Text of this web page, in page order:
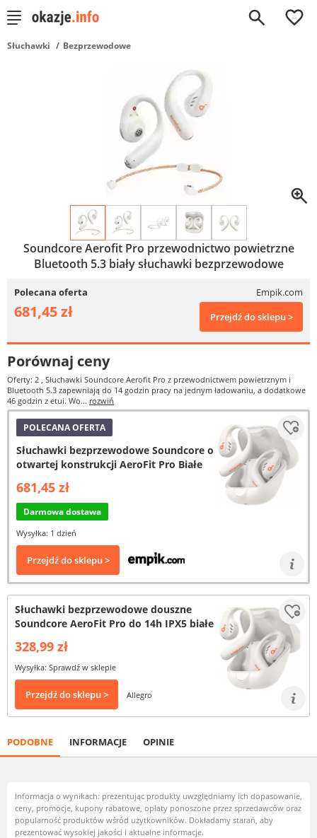
0
Słuchawki Bezprzewodowe
Soundcore Aerofit Pro przewodnictwo powietrzne
Bluetooth 5.3 biały słuchawki bezprzewodowe
Polecana oferta Empik.com
681,45 zł Przejdź do sklepu >
Porównaj ceny
Oferty: 2 , Słuchawki Soundcore Aerofit Pro z przewodnictwem powietrznym i
Bluetooth 5.3 zapewniają do 14 godzin pracy na jednym ładowaniu, a dodatkowe
46 godzin z etui. Wo... rozwiń
POLECANA OFERTA
Słuchawki bezprzewodowe Soundcore o
otwartej konstrukcji AeroFit Pro Białe
681,45 zł
Darmowa dostawa
Wysyłka: 1 dzień
Przejdź do sklepu >
Słuchawki bezprzewodowe douszne
Soundcore AeroFit Pro do 14h IPX5 białe
328,99 zł
Wysyłka: Sprawdź w sklepie
Przejdź do sklepu > Allegro
PODOBNE INFORMACJE OPINIE
Informacja o wynikach: prezentując produkty uwzględniamy ich dopasowanie,
ceny, promocje, kupony rabatowe, opłaty ponoszone przez sprzedawców oraz
popularność produktów wśród użytkowników. Dokładamy starań, aby
prezentować wysokiej jakości i aktualne informacje.